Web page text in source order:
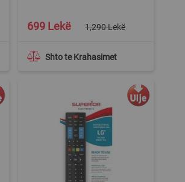
Shto te Krahasimet
Special
Price
699 Lekë 1,290 Lekë